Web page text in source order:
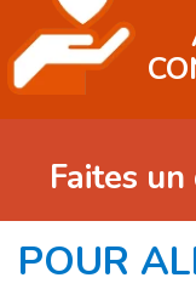
Faites
POUR